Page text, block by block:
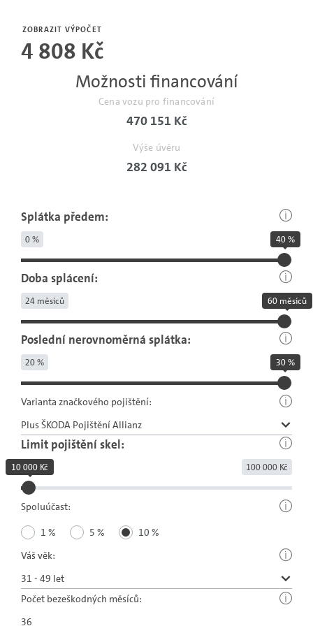
Cena vozu pro financování
470 151 Kč
Výše úvěru
282 091 Kč
Možnosti financování
ZOBRAZIT VÝPOČET
4 808 Kč
Splátka předem:
0 % 40 %
Doba splácení:
24 měsíců 60 měsíců
Poslední nerovnoměrná splátka:
20 % 30 %
Varianta značkového pojištění:
Limit pojištění skel:
100 000 Kč
10 000 Kč
Spoluúčast:
1 % 5 %
10 %
Váš věk:
Počet bezeškodných měsíců:
měsíců